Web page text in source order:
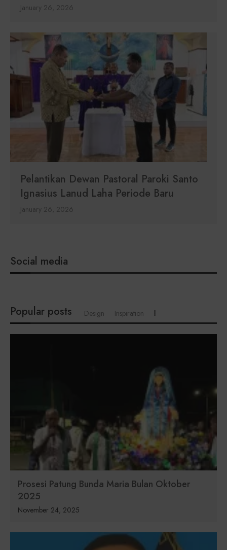
January 26, 2026
Pelantikan Dewan Pastoral Paroki Santo
Ignasius Lanud Laha Periode Baru
January 26, 2026
Social media
Popular posts Design Inspiration
Prosesi Patung Bunda Maria Bulan Oktober
2025
November 24, 2025